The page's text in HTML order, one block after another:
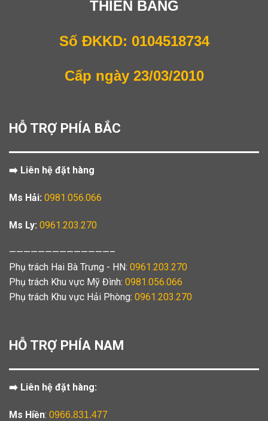
THIÊN BẰNG
Số ĐKKD: 0104518734
Cấp ngày 23/03/2010
HỖ TRỢ PHÍA BẮC
➡️ Liên hệ đặt hàng
Ms Hải: 0981.056.066
Ms Ly: 0961.203.270
——————————————–
Phụ trách Hai Bà Trưng - HN: 0961.203.270
Phụ trách Khu vực Mỹ Đình: 0981.056.066
Phụ trách Khu vực Hải Phòng: 0961.203.270
HỖ TRỢ PHÍA NAM
➡️ Liên hệ đặt hàng:
Ms Hiền: 0966.831.477